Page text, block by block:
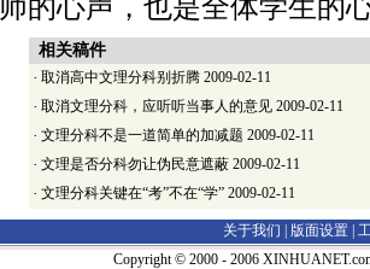
师的心声，也是全体学生的
相关稿件
· 取消高中文理分科别折腾 2009-02-11
· 取消文理分科，应听听当事人的意见 2009-02-11
· 文理分科不是一道简单的加减题 2009-02-11
· 文理是否分科勿让伪民意遮蔽 2009-02-11
· 文理分科关键在“考”不在“学” 2009-02-11
关于我们 | 版面设置
Copyright © 2000 - 2006